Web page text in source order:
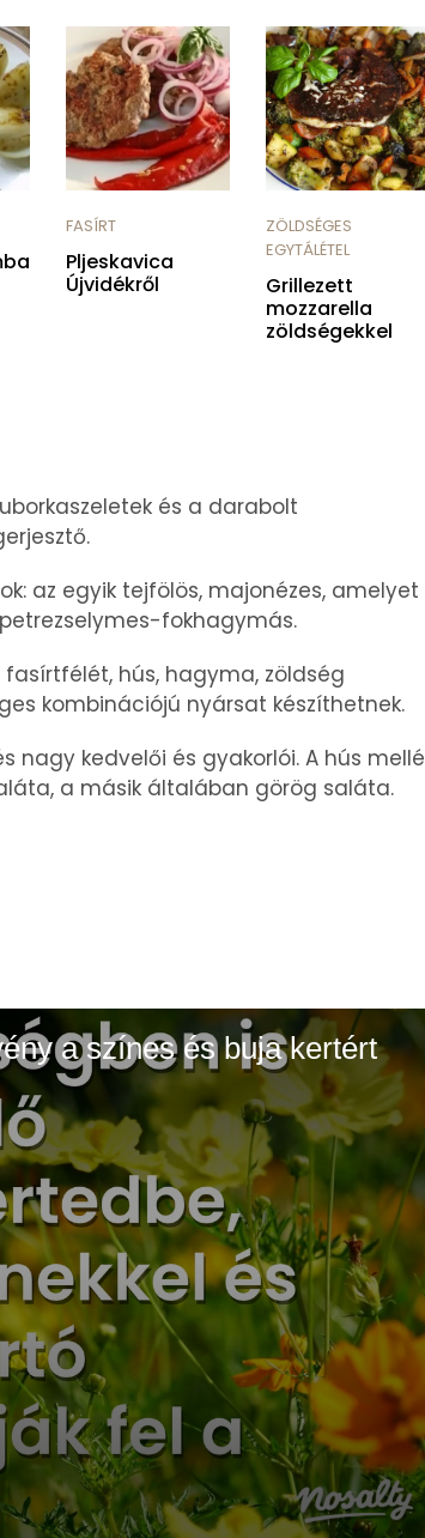
FASÍRT
Pljeskavica
Újvidékről
ZÖLDSÉGES
EGYTÁLÉTEL
Grillezett
mozzarella
zöldségekkel
és a darabolt
az egyik tejfölös, majonézes, amelyet
fokhagymás.
hús, hagyma, zöldség
kombinációjú nyársat készíthetnek.
nagy kedvelői és gyakorlói. A hús mellé
a másik általában görög saláta.
a színes és buja kertért